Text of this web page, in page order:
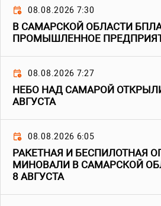
08.08.2026 7:30
В САМАРСКОЙ ОБЛАСТИ
ПРОМЫШЛЕННОЕ
08.08.2026 7:27
НЕБО НАД САМАРОЙ
АВГУСТА
08.08.2026 6:05
РАКЕТНАЯ И БЕСПИЛОТНАЯ
МИНОВАЛИ В САМАРСКОЙ
8 АВГУСТА